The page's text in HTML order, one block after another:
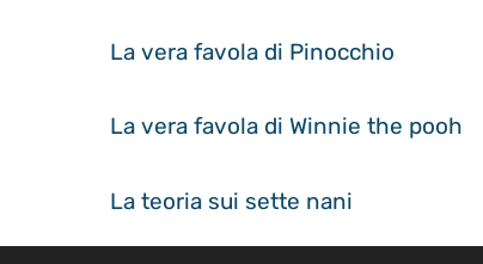
La vera favola di Pinocchio
La vera favola di Winnie the pooh
La teoria sui sette nani